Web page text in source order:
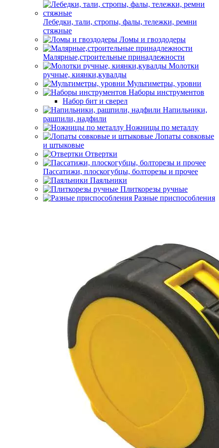
Лебедки, тали, стропы, фалы, тележки, ремни
стяжные
Ломы и гвоздодеры
Малярные,строительные принадлежности
Молотки
ручные, киянки,кувалды
Мультиметры, уровни
Наборы инструментов
Набор бит и сверел
Напильники,
рашпили, надфили
Ножницы по металлу
Лопаты совковые
и штыковые
Отвертки
Пассатижи, плоскогубцы, болторезы и прочее
Паяльники
Плиткорезы ручные
Разные приспособления